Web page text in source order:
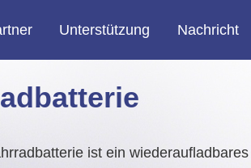
Unterstützung Nachricht
ist ein